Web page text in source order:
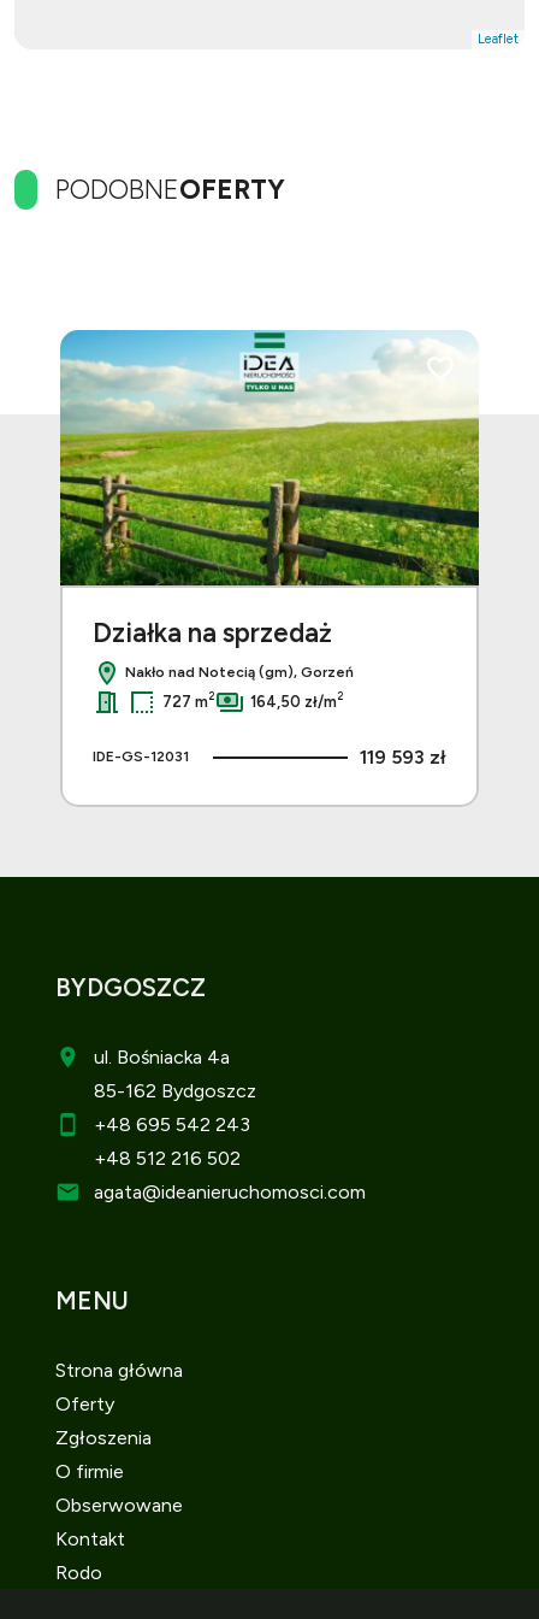
Leaflet
PODOBNEOFERTY
Dodaj do ulubionych
Działka na sprzedaż
Nakło nad Notecią (gm), Gorzeń
727 m2 164,50 zł/m2
IDE-GS-12031 119 593 zł
BYDGOSZCZ
ul. Bośniacka 4a
85-162 Bydgoszcz
+48 695 542 243
+48 512 216 502
agata@ideanieruchomosci.com
MENU
Strona główna
Oferty
Zgłoszenia
O firmie
Obserwowane
Kontakt
Rodo